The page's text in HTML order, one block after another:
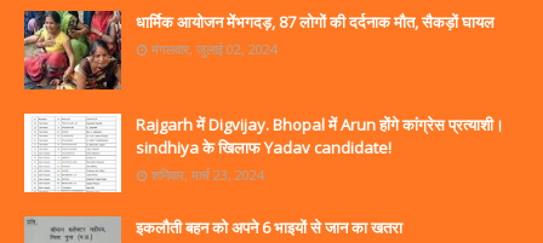
धार्मिक आयोजन मेंभगदड़, 87 लोगों की दर्दनाक मौत, सैकड़ों घायल
मंगलवार, जुलाई 02, 2024
Rajgarh में Digvijay. Bhopal में Arun होंगे कांग्रेस प्रत्याशी।
sindhiya के खिलाफ Yadav candidate!
शनिवार, मार्च 23, 2024
इकलौती बहन को अपने 6 भाइयों से जान का खतरा